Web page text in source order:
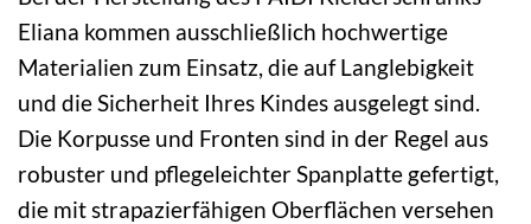
Eliana kommen ausschließlich hochwertige
Materialien zum Einsatz, die auf Langlebigkeit
und die Sicherheit Ihres Kindes ausgelegt sind.
Die Korpusse und Fronten sind in der Regel aus
robuster und pflegeleichter Spanplatte gefertigt,
die mit strapazierfähigen Oberflächen versehen